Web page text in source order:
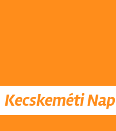
Kecskeméti Nap